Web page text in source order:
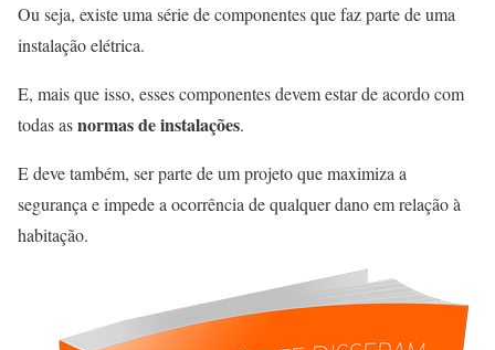
Ou seja, existe uma série de componentes que faz parte de uma
instalação elétrica.
E, mais que isso, esses componentes devem estar de acordo com
todas asnormas de instalações.
E deve também, ser parte de um projeto que maximiza a
segurança e impede a ocorrência de qualquer dano em relação à
habitação.